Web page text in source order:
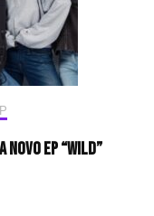
EP “WILD”